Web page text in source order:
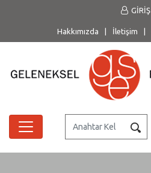
GİRİŞ
Hakkımızda İletişim